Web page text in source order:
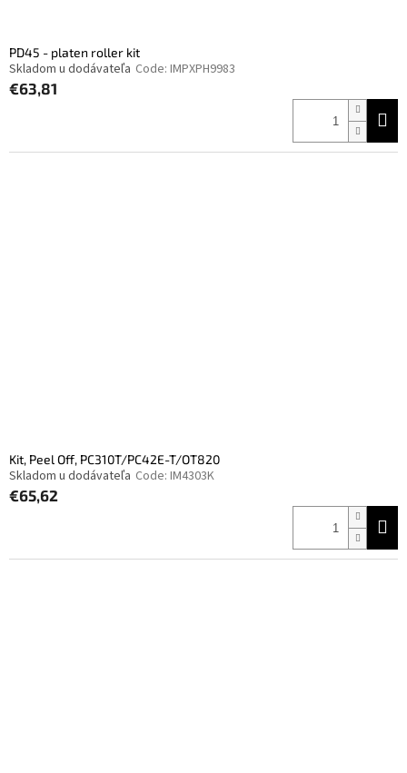
PD45 - platen roller kit
Skladom u dodávateľa Code: IMPXPH9983
€63,81
Kit, Peel Off, PC310T/PC42E-T/OT820
Skladom u dodávateľa Code: IM4303K
€65,62